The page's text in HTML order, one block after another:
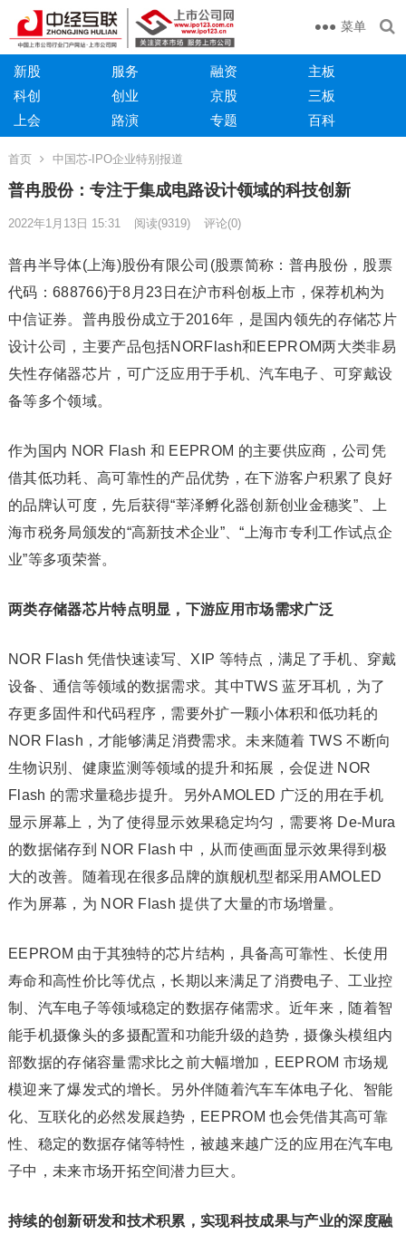
菜单
新股 服务 融资
主板
科创
创业 京股
三板
上会
路演 专题 百科
首页 中国芯-IPO企业特别报道
普冉股份：专注于集成电路设计领域的科技创新
2022年1月13日 15:31 阅读(9319) 评论(0)
普冉半导体(上海)股份有限公司(股票简称：普冉股份，股票
代码：688766)于8月23日在沪市科创板上市，保荐机构为
中信证券。普冉股份成立于2016年，是国内领先的存储芯片
设计公司，主要产品包括NORFlash和EEPROM两大类非易
失性存储器芯片，可广泛应用于手机、汽车电子、可穿戴设
备等多个领域。
作为国内 NOR Flash 和 EEPROM 的主要供应商，公司凭
借其低功耗、高可靠性的产品优势，在下游客户积累了良好
的品牌认可度，先后获得“莘泽孵化器创新创业金穗奖”、上
海市税务局颁发的“高新技术企业”、“上海市专利工作试点企
业”等多项荣誉。
两类存储器芯片特点明显，下游应用市场需求广泛
NOR Flash 凭借快速读写、XIP 等特点，满足了手机、穿戴
设备、通信等领域的数据需求。其中TWS 蓝牙耳机，为了
存更多固件和代码程序，需要外扩一颗小体积和低功耗的
NOR Flash，才能够满足消费需求。未来随着 TWS 不断向
生物识别、健康监测等领域的提升和拓展，会促进 NOR
Flash 的需求量稳步提升。另外AMOLED 广泛的用在手机
显示屏幕上，为了使得显示效果稳定均匀，需要将 De-Mura
的数据储存到 NOR Flash 中，从而使画面显示效果得到极
大的改善。随着现在很多品牌的旗舰机型都采用AMOLED
作为屏幕，为 NOR Flash 提供了大量的市场增量。
EEPROM 由于其独特的芯片结构，具备高可靠性、长使用
寿命和高性价比等优点，长期以来满足了消费电子、工业控
制、汽车电子等领域稳定的数据存储需求。近年来，随着智
能手机摄像头的多摄配置和功能升级的趋势，摄像头模组内
部数据的存储容量需求比之前大幅增加，EEPROM 市场规
模迎来了爆发式的增长。另外伴随着汽车车体电子化、智能
化、互联化的必然发展趋势，EEPROM 也会凭借其高可靠
性、稳定的数据存储等特性，被越来越广泛的应用在汽车电
子中，未来市场开拓空间潜力巨大。
持续的创新研发和技术积累，实现科技成果与产业的深度融